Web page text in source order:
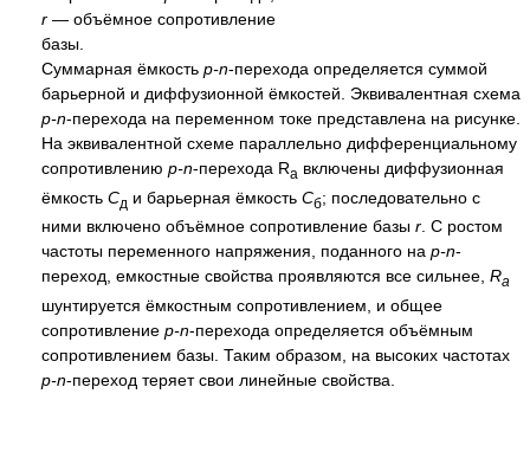
r — объёмное сопротивление
базы.
Суммарная ёмкость p-n-перехода определяется суммой
барьерной и диффузионной ёмкостей. Эквивалентная схема
p-n-перехода на переменном токе представлена на рисунке.
На эквивалентной схеме параллельно дифференциальному
сопротивлению p-n-перехода Rа включены диффузионная
ёмкость Cд и барьерная ёмкость Сб; последовательно с
ними включено объёмное сопротивление базы r. С ростом
частоты переменного напряжения, поданного на p-n-
переход, емкостные свойства проявляются все сильнее, Rа
шунтируется ёмкостным сопротивлением, и общее
сопротивление p-n-перехода определяется объёмным
сопротивлением базы. Таким образом, на высоких частотах
p-n-переход теряет свои линейные свойства.